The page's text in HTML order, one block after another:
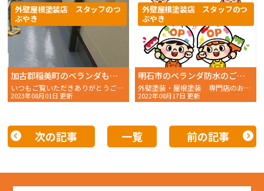
加古郡稲美町のベランダもウレタン防水密着工法で防水効果が復活しました。
いつもご覧いただきありがとうございます。 おかちゃんペイ
2023年08月01日 更新
外壁屋根塗装店 スタッフのつ
ぶやき
明石市のベランダ防水のご紹介！
外壁塗装・屋根塗装 専門店のおかちゃんペイントです！
2022年08月17日 更新
外壁屋根塗装店 スタッフのつ
ぶやき
次の記事 一覧 前の記事